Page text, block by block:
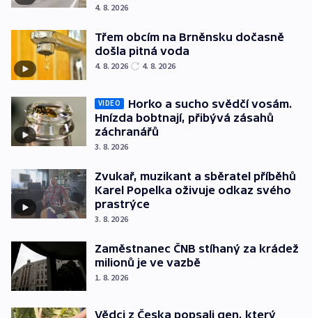
4. 8. 2026
Třem obcím na Brněnsku dočasně
došla pitná voda
4. 8. 2026 4. 8. 2026
VIDEO
Horko a sucho svědčí vosám.
Hnízda bobtnají, přibývá zásahů
záchranářů
3. 8. 2026
Zvukař, muzikant a sběratel příběhů
Karel Popelka oživuje odkaz svého
prastrýce
3. 8. 2026
Zaměstnanec ČNB stíhaný za krádež
milionů je ve vazbě
1. 8. 2026
Vědci z Česka popsali gen, který